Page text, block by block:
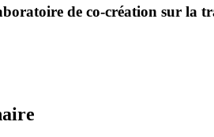
de co-création sur la